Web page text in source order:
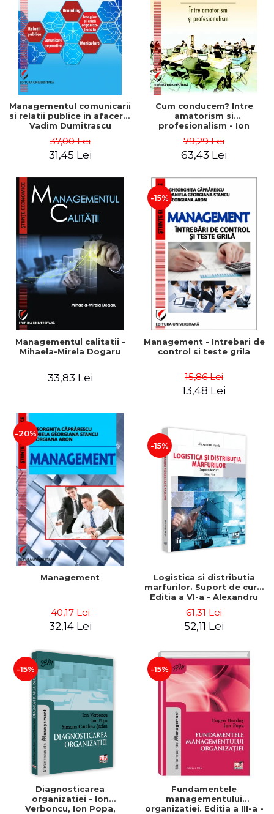
ADMINISTRATIVE
ȘTIINȚE ECONOMICE
ȘTIINȚE EXACTE
EDUCAȚIE FIZICĂ ȘI SPORT
PREUNIVERSITARIA
TIMP LIBER
ÎN CURS DE APARIȚIE
NOUTĂȚI
PACHETE DE STUDIU
PROMOȚIILE LUNII
ULTIMELE EXEMPLARE
Cum Cumpăr
Livrare
Politica de Retur
Formular de Retur
Distribuitori
Managementul comunicarii
si relatii publice in afaceri -
Vadim Dumitrascu
37,00 Lei
31,45 Lei
Cum conducem? Intre
amatorism si
profesionalism - Ion
79,29 Lei
63,43 Lei
Managementul calitatii -
Mihaela-Mirela Dogaru
33,83 Lei
-15%
Management - Intrebari de
control si teste grila
15,86 Lei
13,48 Lei
-20%
Management
40,17 Lei
32,14 Lei
-15%
Logistica si distributia
marfurilor. Suport de curs.
Editia a VI-a - Alexandru
61,31 Lei
52,11 Lei
-15%
Diagnosticarea
organizatiei - Ion
Verboncu, Ion Popa,
-15%
Fundamentele
managementului
organizatiei. Editia a III-a -